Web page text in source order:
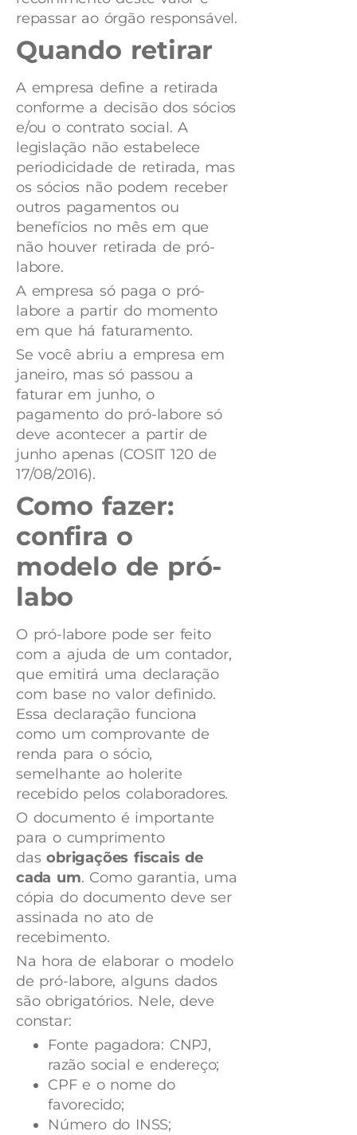
repassar ao órgão responsável.
Quando retirar
A empresa define a retirada
conforme a decisão dos sócios
e/ou o contrato social. A
legislação não estabelece
periodicidade de retirada, mas
os sócios não podem receber
outros pagamentos ou
benefícios no mês em que
não houver retirada de pró-
labore.
A empresa só paga o pró-
labore a partir do momento
em que há faturamento.
Se você abriu a empresa em
janeiro, mas só passou a
faturar em junho, o
pagamento do pró-labore só
deve acontecer a partir de
junho apenas (COSIT 120 de
17/08/2016).
Como fazer:
confira o
modelo de pró-
labo
O pró-labore pode ser feito
com a ajuda de um contador,
que emitirá uma declaração
com base no valor definido.
Essa declaração funciona
como um comprovante de
renda para o sócio,
semelhante ao holerite
recebido pelos colaboradores.
O documento é importante
para o cumprimento
dasobrigações fiscais de
cada um. Como garantia, uma
cópia do documento deve ser
assinada no ato de
recebimento.
Na hora de elaborar o modelo
de pró-labore, alguns dados
são obrigatórios. Nele, deve
constar:
Fonte pagadora: CNPJ,
razão social e endereço;
CPF e o nome do
favorecido;
Número do INSS;